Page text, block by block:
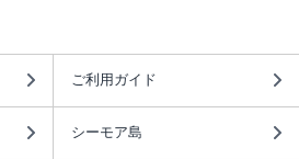
ご利用ガイド
シーモア島